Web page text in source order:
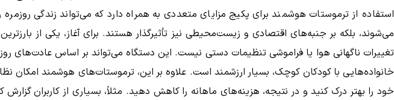
استفاده از ترموستات هوشمند برای پکیج مزایای متعددی به همراه دارد که می‌تواند زندگی
می‌شوند، بلکه بر جنبه‌های اقتصادی و زیست‌محیطی نیز تأثیرگذار هستند. برای آغاز، یکی از
تغییرات ناگهانی هوا یا فراموشی تنظیمات دستی نیست. این دستگاه می‌تواند بر اساس عادت‌های
خانواده‌هایی با کودکان کوچک، بسیار ارزشمند است. علاوه بر این، ترموستات‌های هوشمند امکان